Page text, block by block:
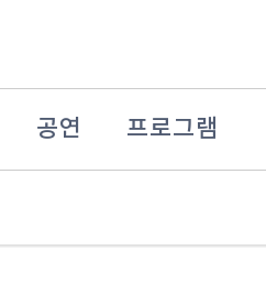
공연 프로그램